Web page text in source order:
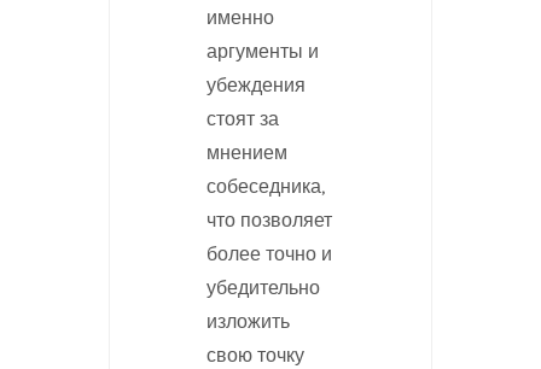
именно
аргументы и
убеждения
стоят за
мнением
собеседника,
что позволяет
более точно и
убедительно
изложить
свою точку